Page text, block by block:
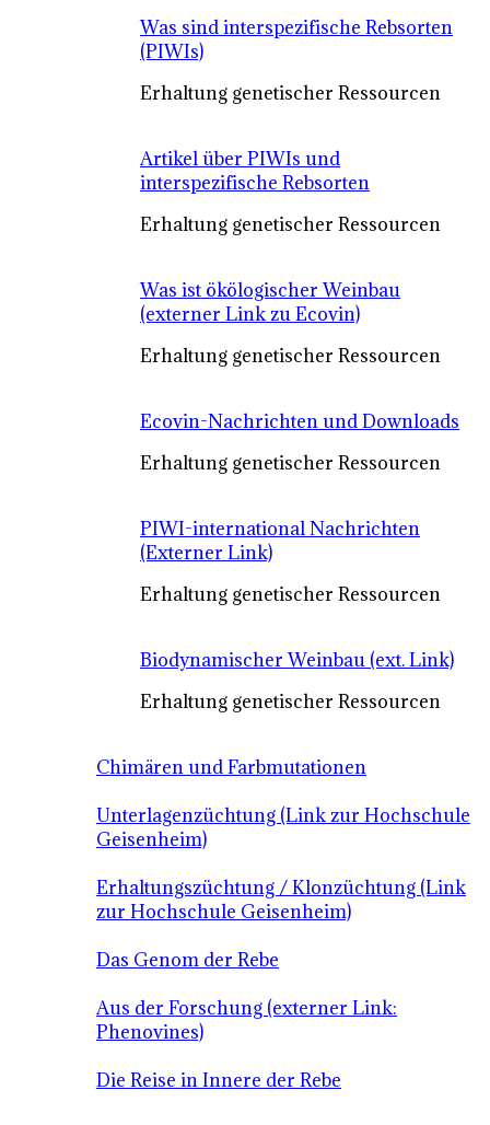
Was sind interspezifische Rebsorten
(PIWIs)
Erhaltung genetischer Ressourcen
Artikel über PIWIs und
interspezifische Rebsorten
Erhaltung genetischer Ressourcen
Was ist ökölogischer Weinbau
(externer Link zu Ecovin)
Erhaltung genetischer Ressourcen
Ecovin-Nachrichten und Downloads
Erhaltung genetischer Ressourcen
PIWI-international Nachrichten
(Externer Link)
Erhaltung genetischer Ressourcen
Biodynamischer Weinbau (ext. Link)
Erhaltung genetischer Ressourcen
Chimären und Farbmutationen
Unterlagenzüchtung (Link zur Hochschule
Geisenheim)
Erhaltungszüchtung / Klonzüchtung (Link
zur Hochschule Geisenheim)
Das Genom der Rebe
Aus der Forschung (externer Link:
Phenovines)
Die Reise in Innere der Rebe